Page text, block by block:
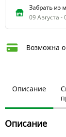
Забрать из
09 Августа -
Возможна
Описание
Описание